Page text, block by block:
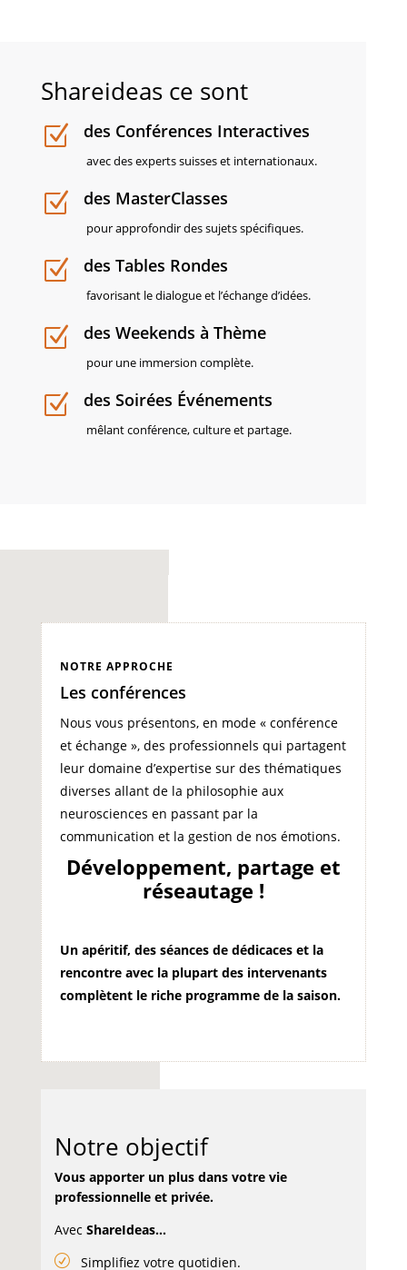
Shareideas ce sont
Z des Conférences Interactives
avec des experts suisses et internationaux.
Z des MasterClasses
pour approfondir des sujets spécifiques.
Z des Tables Rondes
favorisant le dialogue et l’échange d’idées.
Z des Weekends à Thème
pour une immersion complète.
Z des Soirées Événements
mêlant conférence, culture et partage.
NOTRE APPROCHE
Les conférences
Nous vous présentons, en mode « conférence
et échange », des professionnels qui partagent
leur domaine d’expertise sur des thématiques
diverses allant de la philosophie aux
neurosciences en passant par la
communication et la gestion de nos émotions.
Développement, partage et
réseautage !
Un apéritif, des séances de dédicaces et la
rencontre avec la plupart des intervenants
complètent le riche programme de la saison.
Notre objectif
Vous apporter un plus dans votre vie
professionnelle et privée.
Avec ShareIdeas…
Simplifiez votre quotidien.